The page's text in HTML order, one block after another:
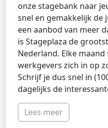
onze stagebank naar
snel en gemakkelijk de
een aanbod van meer
is Stageplaza de
Nederland. Elke
werkgevers zich in op
Schrijf je dus snel in
dagelijks de
Lees meer